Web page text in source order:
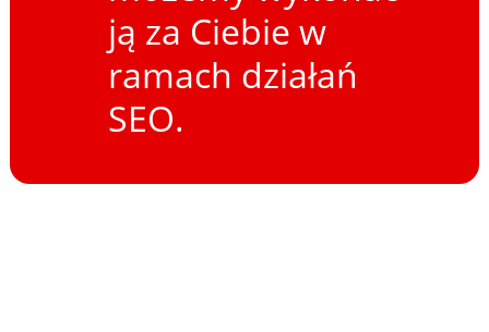
ją za Ciebie w
ramach działań
SEO.